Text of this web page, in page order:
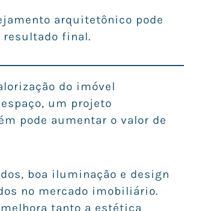
arquitetônico pode
resultado final.
do imóvel
um projeto
pode aumentar o valor de
boa iluminação e design
no mercado imobiliário.
tanto a estética